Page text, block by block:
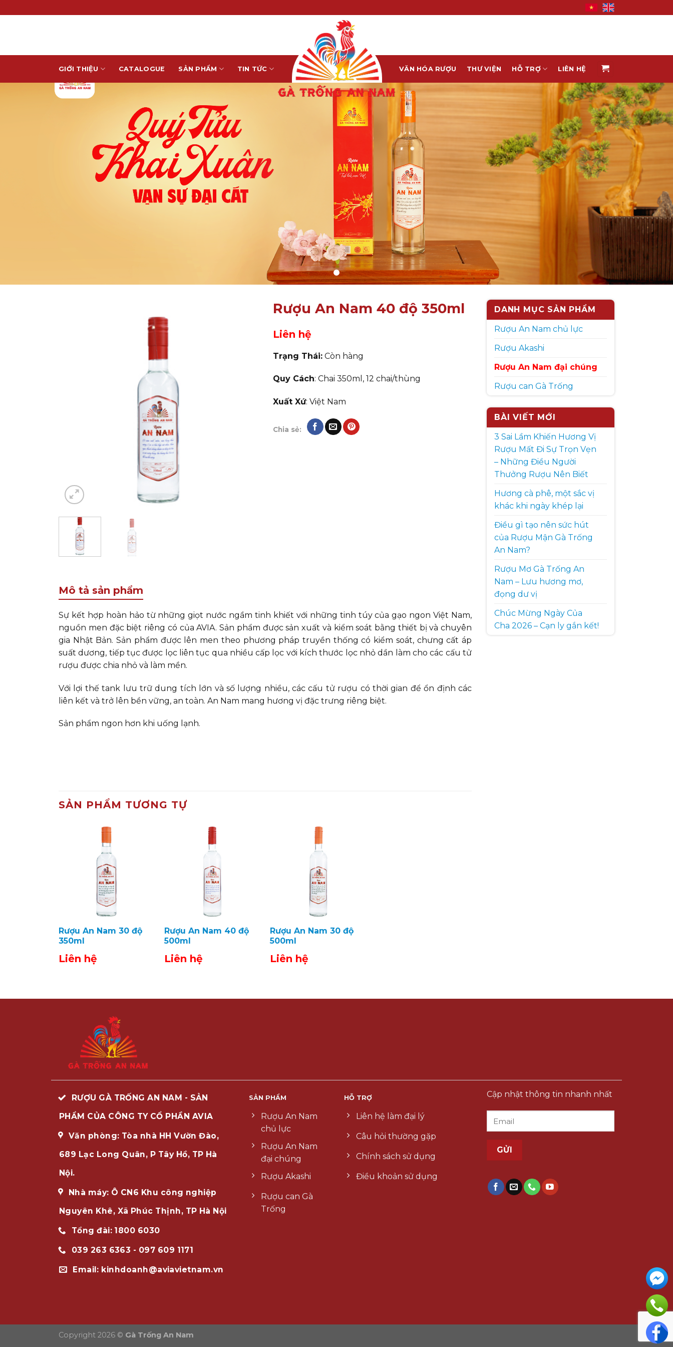
to
GIỚI THIỆU CATALOGUE SẢN PHẨM TIN TỨC VĂN HÓA RƯỢU THƯ VIỆN HỖ TRỢ LIÊN HỆ
Rượu An Nam 40 độ 350ml
Liên hệ
Trạng Thái:Còn hàng
Quy Cách: Chai 350ml, 12 chai/thùng
Xuất Xứ: Việt Nam
Chia sẻ:
Mô tả sản phẩm
Sự kết hợp hoàn hảo từ những giọt nước ngầm tinh khiết với những tinh túy của gạo ngon Việt Nam,
nguồn men đặc biệt riêng có của AVIA. Sản phẩm được sản xuất và kiểm soát bằng thiết bị và chuyên
gia Nhật Bản. Sản phẩm được lên men theo phương pháp truyền thống có kiểm soát, chưng cất áp
suất dương, tiếp tục được lọc liên tục qua nhiều cấp lọc với kích thước lọc nhỏ dần làm cho các cấu tử
rượu được chia nhỏ và làm mền.
Với lợi thế tank lưu trữ dung tích lớn và số lượng nhiều, các cấu tử rượu có thời gian để ổn định các
liên kết và trở lên bền vững, an toàn. An Nam mang hương vị đặc trưng riêng biệt.
Sản phẩm ngon hơn khi uống lạnh.
SẢN PHẨM TƯƠNG TỰ
Rượu An Nam 30 độ
350ml
Liên hệ
Rượu An Nam 40 độ
500ml
Liên hệ
Rượu An Nam 30 độ
500ml
Liên hệ
DANH MỤC SẢN PHẨM
Rượu An Nam chủ lực
Rượu Akashi
Rượu An Nam đại chúng
Rượu can Gà Trống
BÀI VIẾT MỚI
3 Sai Lầm Khiến Hương Vị
Rượu Mất Đi Sự Trọn Vẹn
– Những Điều Người
Thưởng Rượu Nên Biết
Hương cà phê, một sắc vị
khác khi ngày khép lại
Điều gì tạo nên sức hút
của Rượu Mận Gà Trống
An Nam?
Rượu Mơ Gà Trống An
Nam – Lưu hương mơ,
đọng dư vị
Chúc Mừng Ngày Của
Cha 2026 – Cạn ly gắn kết!
RƯỢU GÀ TRỐNG AN NAM - SẢN
PHẨM CỦA CÔNG TY CỔ PHẦN AVIA
Văn phòng: Tòa nhà HH Vườn Đào,
689 Lạc Long Quân, P Tây Hồ, TP Hà
Nội.
Nhà máy: Ô CN6 Khu công nghiệp
Nguyên Khê, Xã Phúc Thịnh, TP Hà Nội
Tổng đài: 1800 6030
039 263 6363 - 097 609 1171
Email: kinhdoanh@aviavietnam.vn
SẢN PHẨM
Rượu An Nam
chủ lực
Rượu An Nam
đại chúng
Rượu Akashi
Rượu can Gà
Trống
HỖ TRỢ
Liên hệ làm đại lý
Câu hỏi thường gặp
Chính sách sử dụng
Điều khoản sử dụng
Cập nhật thông tin nhanh nhất
Copyright 2026 © Gà Trống An Nam